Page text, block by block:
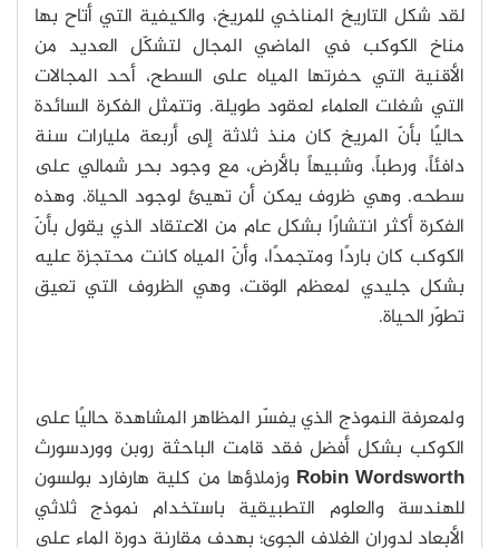
لقد شكل التاريخ المناخي للمريخ، والكيفية التي أتاح بها
مناخ الكوكب في الماضي المجال لتشكّل العديد من
الأقنية التي حفرتها المياه على السطح، أحد المجالات
التي شغلت العلماء لعقود طويلة. وتتمثل الفكرة السائدة
حاليًا بأنّ المريخ كان منذ ثلاثة إلى أربعة مليارات سنة
دافئاً، ورطباً، وشبيهاً بالأرض، مع وجود بحر شمالي على
سطحه. وهي ظروف يمكن أن تهيئ لوجود الحياة. وهذه
الفكرة أكثر انتشارًا بشكل عام من الاعتقاد الذي يقول بأنّ
الكوكب كان باردًا ومتجمدًا، وأنّ المياه كانت محتجزة عليه
بشكل جليدي لمعظم الوقت، وهي الظروف التي تعيق
تطوّر الحياة.
ولمعرفة النموذج الذي يفسّر المظاهر المشاهدة حاليًا على
الكوكب بشكل أفضل فقد قامت الباحثة روبن ووردسورث
Robin Wordsworth وزملاؤها من كلية هارفارد بولسون
للهندسة والعلوم التطبيقية باستخدام نموذج ثلاثي
الأبعاد لدوران الغلاف الجوي؛ بهدف مقارنة دورة الماء على